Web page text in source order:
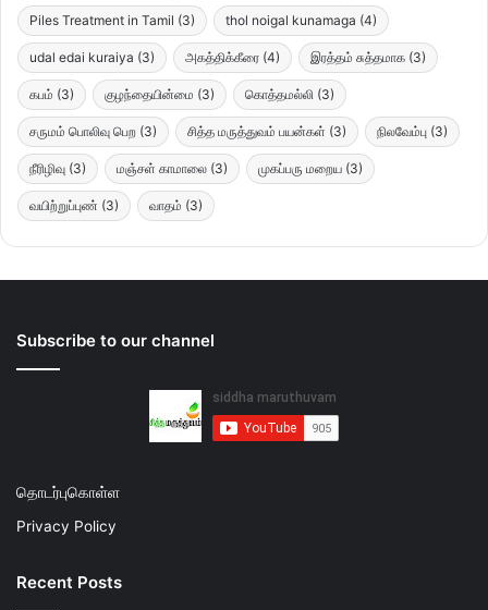
Piles Treatment in Tamil (3) thol noigal kunamaga (4)
udal edai kuraiya (3) அகத்திக்கீரை (4) இரத்தம் சுத்தமாக (3)
கபம் (3) குழந்தையின்மை (3) கொத்தமல்லி (3)
சருமம் பொலிவு பெற (3) சித்த மருத்துவம் பயன்கள் (3) நிலவேம்பு (3)
நீரிழிவு (3) மஞ்சள் காமாலை (3) முகப்பரு மறைய (3)
வயிற்றுப்புண் (3) வாதம் (3)
Subscribe to our channel
தொடர்புகொள்ள
Privacy Policy
Recent Posts